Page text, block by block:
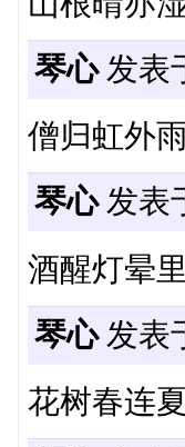
琴心发表
僧归虹外
琴心发表
酒醒灯晕
琴心发表
花树春连